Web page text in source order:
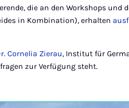
die an den Workshops und
in Kombination), erhalten
Cornelia Zierau, Institut für
zur Verfügung steht.